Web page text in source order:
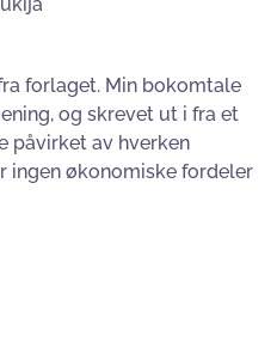
forlaget. Min bokomtale
og skrevet ut i fra et
påvirket av hverken
ingen økonomiske fordeler